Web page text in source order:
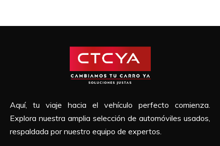
Aquí, tu viaje hacia el vehículo perfecto comienza.
Explora nuestra amplia selección de automóviles usados,
respaldada por nuestro equipo de expertos.